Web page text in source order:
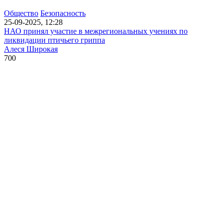
Общество Безопасность
25-09-2025, 12:28
НАО принял участие в межрегиональных учениях по
ликвидации птичьего гриппа
Алеся Широкая
700